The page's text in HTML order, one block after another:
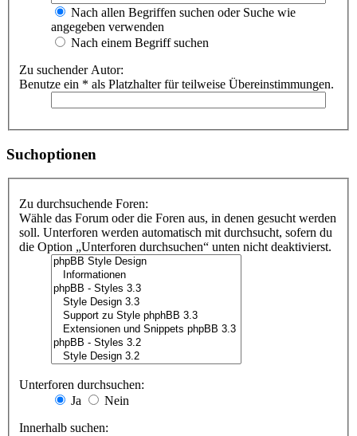
Nach allen Begriffen suchen oder Suche wie
angegeben verwenden
Nach einem Begriff suchen
Zu suchender Autor:
Benutze ein * als Platzhalter für teilweise Übereinstimmungen.
Suchoptionen
Zu durchsuchende Foren:
Wähle das Forum oder die Foren aus, in denen gesucht werden
soll. Unterforen werden automatisch mit durchsucht, sofern du
die Option „Unterforen durchsuchen“ unten nicht deaktivierst.
Unterforen durchsuchen:
Ja
Nein
Innerhalb suchen: